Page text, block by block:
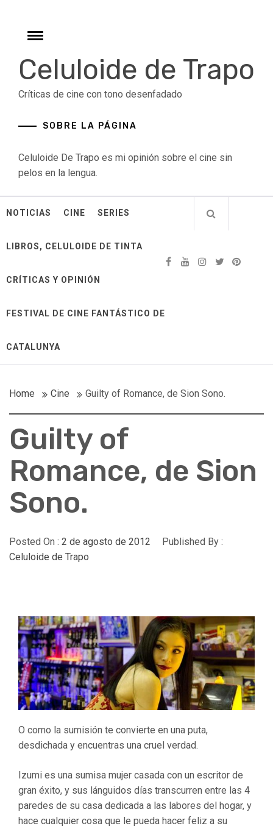
contentToggle
Celuloide de Trapo
Críticas de cine con tono desenfadado
SOBRE LA PÁGINA
Celuloide De Trapo es mi opinión sobre el cine sin
pelos en la lengua.
NOTICIAS CINE SERIES
LIBROS, CELULOIDE DE TINTA
CRÍTICAS Y OPINIÓN
FESTIVAL DE CINE FANTÁSTICO DE
CATALUNYA
Home Cine Guilty of Romance, de Sion Sono.
Guilty of
Romance, de Sion
Sono.
Posted On : 2 de agosto de 2012
Published By :
Celuloide de Trapo
O como la sumisión te convierte en una puta,
desdichada y encuentras una cruel verdad.
Izumi es una sumisa mujer casada con un escritor de
gran éxito, y sus lánguidos días transcurren entre las 4
paredes de su casa dedicada a las labores del hogar, y
hace cualquier cosa que le pueda hacer feliz a su